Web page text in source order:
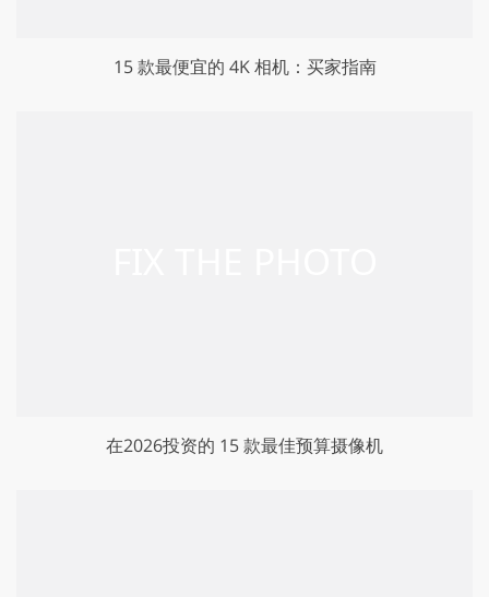
15 款最便宜的 4K 相机：买家指南
在2026投资的 15 款最佳预算摄像机